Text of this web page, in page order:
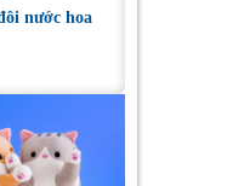
nước hoa